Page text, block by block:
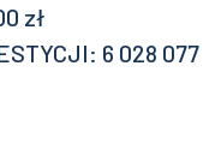
zł
6 028 077